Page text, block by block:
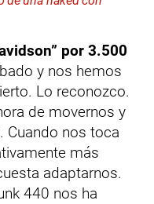
por 3.500
y nos hemos
Lo reconozco.
de movernos y
Cuando nos toca
más
adaptarnos.
440 nos ha